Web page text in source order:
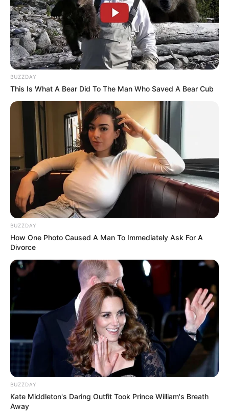
Arrivée Quinté PMU du GNT ETAPE N°4
5 – 11 – 2 – 1 – 10
Week-End : 5 – 11 – 13 – 2 – 10 – 1 – 7 – 6
100% Quinté le Direct Course de
CanalTurf
Analyse et Pronostic détaillés du Tiercé Quarté
Quinté par Stéphane Davy de CanalTurf.
pour nous soutenir avec un petit clic sur un des
boutons, merci à vous.
UTILE PAS UTILE ? CONTENT
BUZZDAY
This Is What A Bear Did To The Man Who Saved A Bear Cub
BUZZDAY
How One Photo Caused A Man To Immediately Ask For A
Divorce
BUZZDAY
Kate Middleton's Daring Outfit Took Prince William's Breath
Away